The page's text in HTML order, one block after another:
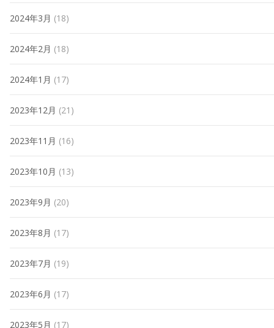
2024年3月 (18)
2024年2月 (18)
2024年1月 (17)
2023年12月 (21)
2023年11月 (16)
2023年10月 (13)
2023年9月 (20)
2023年8月 (17)
2023年7月 (19)
2023年6月 (17)
2023年5月 (17)